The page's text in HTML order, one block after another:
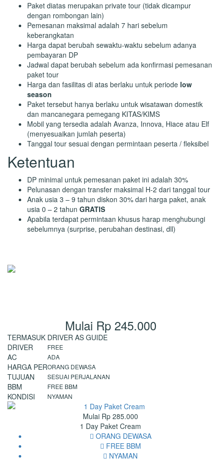
Paket diatas merupakan private tour (tidak dicampur
dengan rombongan lain)
Pemesanan maksimal adalah 7 hari sebelum
keberangkatan
Harga dapat berubah sewaktu-waktu sebelum adanya
pembayaran DP
Jadwal dapat berubah sebelum ada konfirmasi pemesanan
paket tour
Harga dan fasilitas di atas berlaku untuk periode low
season
Paket tersebut hanya berlaku untuk wisatawan domestik
dan mancanegara pemegang KITAS/KIMS
Mobil yang tersedia adalah Avanza, Innova, Hiace atau Elf
(menyesuaikan jumlah peserta)
Tanggal tour sesuai dengan permintaan peserta / fleksibel
Ketentuan
DP minimal untuk pemesanan paket ini adalah 30%
Pelunasan dengan transfer maksimal H-2 dari tanggal tour
Anak usia 3 – 9 tahun diskon 30% dari harga paket, anak
usia 0 – 2 tahun GRATIS
Apabila terdapat permintaan khusus harap menghubungi
sebelumnya (surprise, perubahan destinasi, dll)
Mulai Rp 245.000
TERMASUK DRIVER AS GUIDE
DRIVER
FREE
AC ADA
HARGA PERORANG DEWASA
TUJUAN SESUAI PERJALANAN
BBM FREE BBM
KONDISI NYAMAN
Mulai Rp 285.000
1 Day Paket Cream
ORANG DEWASA
FREE BBM
NYAMAN